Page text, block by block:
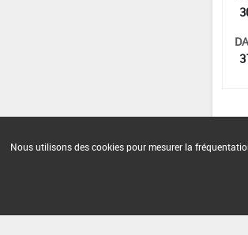
Nous utilisons des cookies pour mesurer la